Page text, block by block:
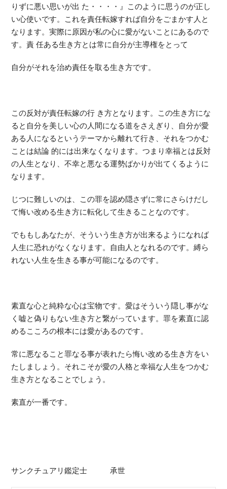
りずに悪い思いが出 た・・・・』このように思うのが正し
い心使いです。これを責任転嫁すれば自分をごまかす人と
なります。実際に原因が私の心に愛がないことにあるので
す。責 任ある生き方とは常に自分が主導権をとって
自分がそれを治め責任を取る生き方です。
この反対が責任転嫁の行 き方となります。この生き方にな
ると自分を美しい心の人間になる道をさえぎり、自分が愛
ある人になるというテーマから離れて行き、それをつかむ
ことは結論 的には出来なくなります。つまり幸福とは反対
の人生となり、不幸と悪なる運勢ばかりが出てくるように
なります。
じつに難しいのは、この罪を認め隠さずに常にさらけだし
て悔い改める生き方に転化して生きることなのです。
でももしあなたが、そういう生き方が出来るようになれば
人生に恐れがなくなります。自由人となれるのです。縛ら
れない人生を生きる事が可能になるのです。
素直な心と純粋な心は宝物です。愛はそういう隠し事がな
く嘘と偽りもない生き方と繋がっています。罪を素直に認
めるこころの根本には愛があるのです。
常に悪なること罪なる事が表れたら悔い改める生き方をい
たしましょう。それこそが愛の人格と幸福な人生をつかむ
生き方となることでしょう。
素直が一番です。
サンクチュアリ鑑定士 承世